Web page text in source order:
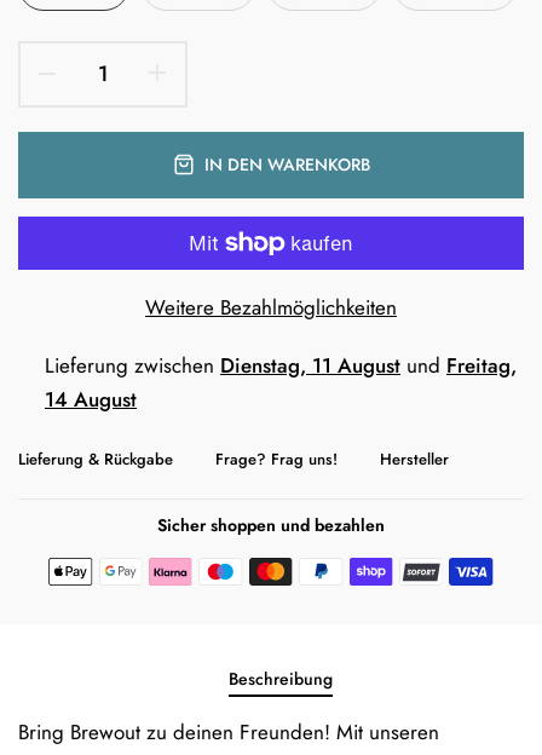
IN DEN WARENKORB
Weitere Bezahlmöglichkeiten
Lieferung zwischen Dienstag, 11 August und Freitag,
14 August
Lieferung & Rückgabe Frage? Frag uns! Hersteller
Sicher shoppen und bezahlen
Beschreibung
Bring Brewout zu deinen Freunden! Mit unseren